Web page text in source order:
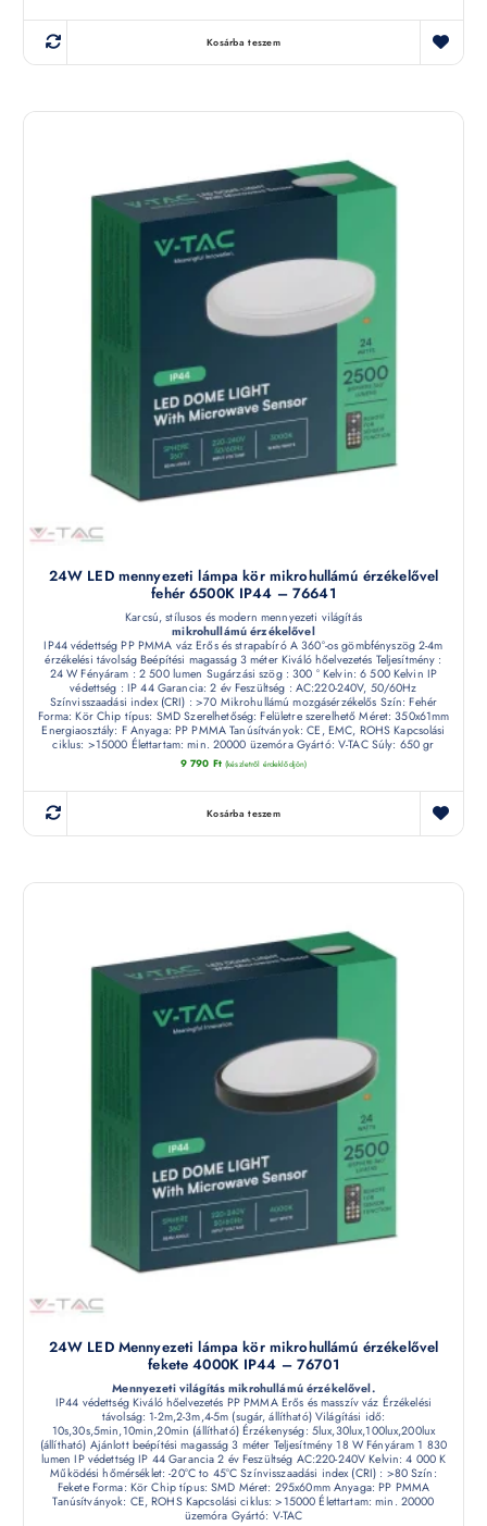
Kosárba teszem
24W LED mennyezeti lámpa kör mikrohullámú érzékelővel
fehér 6500K IP44 – 76641
Karcsú, stílusos és modern mennyezeti világítás
mikrohullámú érzékelővel
IP44 védettség PP PMMA váz Erős és strapabíró A 360°-os gömbfényszög 2-4m
érzékelési távolság Beépítési magasság 3 méter Kiváló hőelvezetés Teljesítmény :
24 W Fényáram : 2 500 lumen Sugárzási szög : 300 ° Kelvin: 6 500 Kelvin IP
védettség : IP 44 Garancia: 2 év Feszültség : AC:220-240V, 50/60Hz
Színvisszaadási index (CRI) : >70 Mikrohullámú mozgásérzékelős Szín: Fehér
Forma: Kör Chip típus: SMD Szerelhetőség: Felületre szerelhető Méret: 350x61mm
Energiaosztály: F Anyaga: PP PMMA Tanúsítványok: CE, EMC, ROHS Kapcsolási
ciklus: >15000 Élettartam: min. 20000 üzemóra Gyártó: V-TAC Súly: 650 gr
9 790 Ft (készletről érdeklődjön)
Kosárba teszem
24W LED Mennyezeti lámpa kör mikrohullámú érzékelővel
fekete 4000K IP44 – 76701
Mennyezeti világítás mikrohullámú érzékelővel.
IP44 védettség Kiváló hőelvezetés PP PMMA Erős és masszív váz Érzékelési
távolság: 1-2m,2-3m,4-5m (sugár, állítható) Világítási idő:
10s,30s,5min,10min,20min (állítható) Érzékenység: 5lux,30lux,100lux,200lux
(állítható) Ajánlott beépítési magasság 3 méter Teljesítmény 18 W Fényáram 1 830
lumen IP védettség IP 44 Garancia 2 év Feszültség AC:220-240V Kelvin: 4 000 K
Működési hőmérséklet: -20°C to 45°C Színvisszaadási index (CRI) : >80 Szín:
Fekete Forma: Kör Chip típus: SMD Méret: 295x60mm Anyaga: PP PMMA
Tanúsítványok: CE, ROHS Kapcsolási ciklus: >15000 Élettartam: min. 20000
üzemóra Gyártó: V-TAC